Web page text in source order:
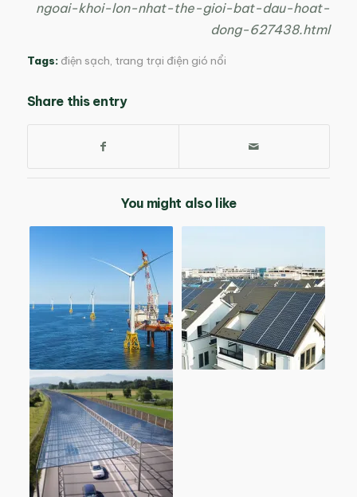
ngoai-khoi-lon-nhat-the-gioi-bat-dau-hoat-
dong-627438.html
Tags: điện sạch, trang trại điện gió nổi
Share this entry
You might also like